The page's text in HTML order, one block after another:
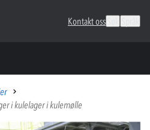
Kontakt oss
i kulelager i kulemølle